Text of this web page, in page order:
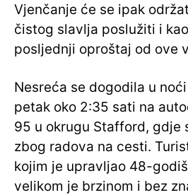
Vjenčanje će se ipak
čistog slavlja poslužiti i
posljednji oproštaj od ove
Nesreća se dogodila u
petak oko 2:35 sati na
95 u okrugu Stafford, gdje
zbog radova na cesti.
kojim je upravljao 48-
velikom je brzinom i bez